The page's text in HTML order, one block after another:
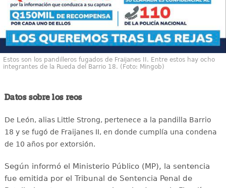
Estos son los pandilleros fugados de Fraijanes II. Entre estos hay ocho
integrantes de la Rueda del Barrio 18. (Foto: Mingob)
Datos sobre los reos
De León, alias Little Strong, pertenece a la pandilla Barrio
18 y se fugó de Fraijanes II, en donde cumplía una condena
de 10 años por extorsión.
Según informó el Ministerio Público (MP), la sentencia
fue emitida por el Tribunal de Sentencia Penal de